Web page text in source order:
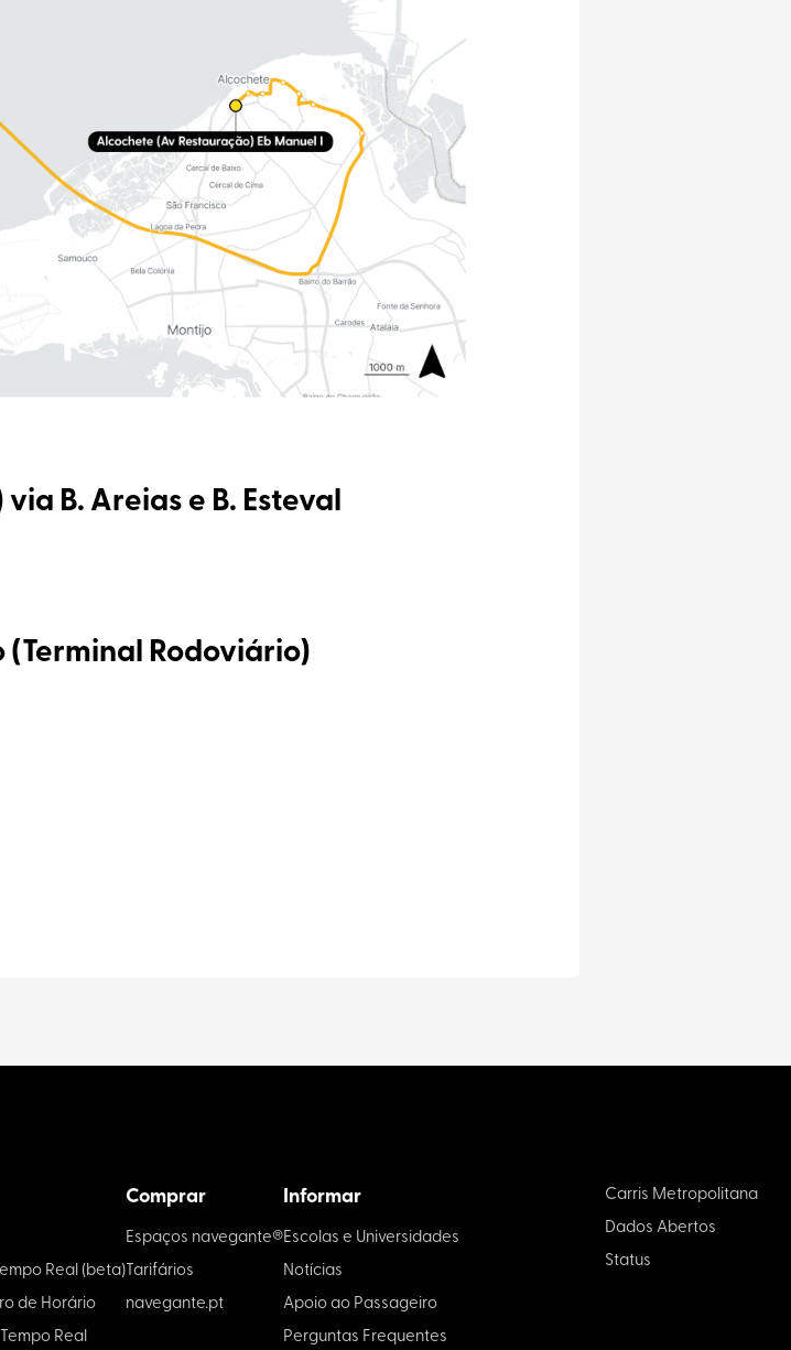
B. Areias e B. Esteval
Rodoviário)
Real (beta)
de Horário
Real
Comprar
Espaços navegante®
Tarifários
navegante.pt
Informar
Escolas e Universidades
Notícias
Apoio ao Passageiro
Perguntas Frequentes
Carris Metropolitana
Dados Abertos
Status